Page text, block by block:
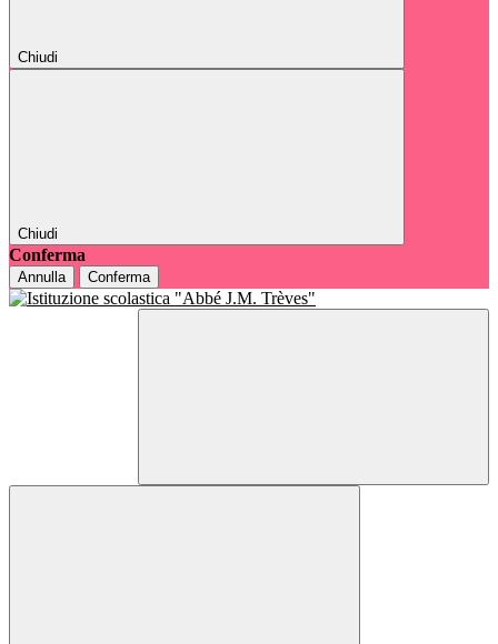
Chiudi
Chiudi
Conferma
Annulla Conferma